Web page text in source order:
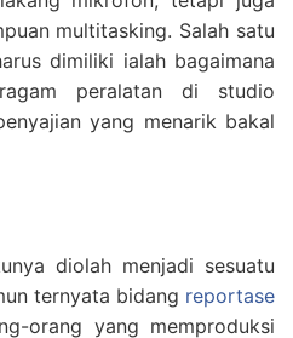
multitasking. Salah satu
dimiliki ialah bagaimana
peralatan di studio
yang menarik bakal
diolah menjadi sesuatu
ternyata bidang reportase
orang yang memproduksi